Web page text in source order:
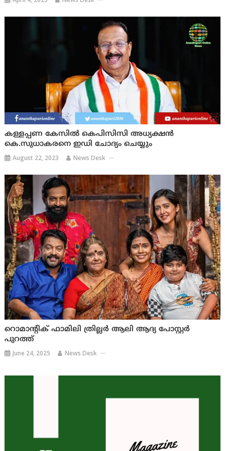
കള്ളപ്പണ കേസിൽ കെപിസിസി അധ്യക്ഷൻ
കെ.സുധാകരനെ ഇഡി ചോദ്യം ചെയ്യും
August 22, 2023 News Desk
റൊമാൻ്റിക് ഫാമിലി ത്രില്ലർ ആലി ആദ്യ പോസ്റ്റർ
പുറത്ത്
June 24, 2025 News Desk